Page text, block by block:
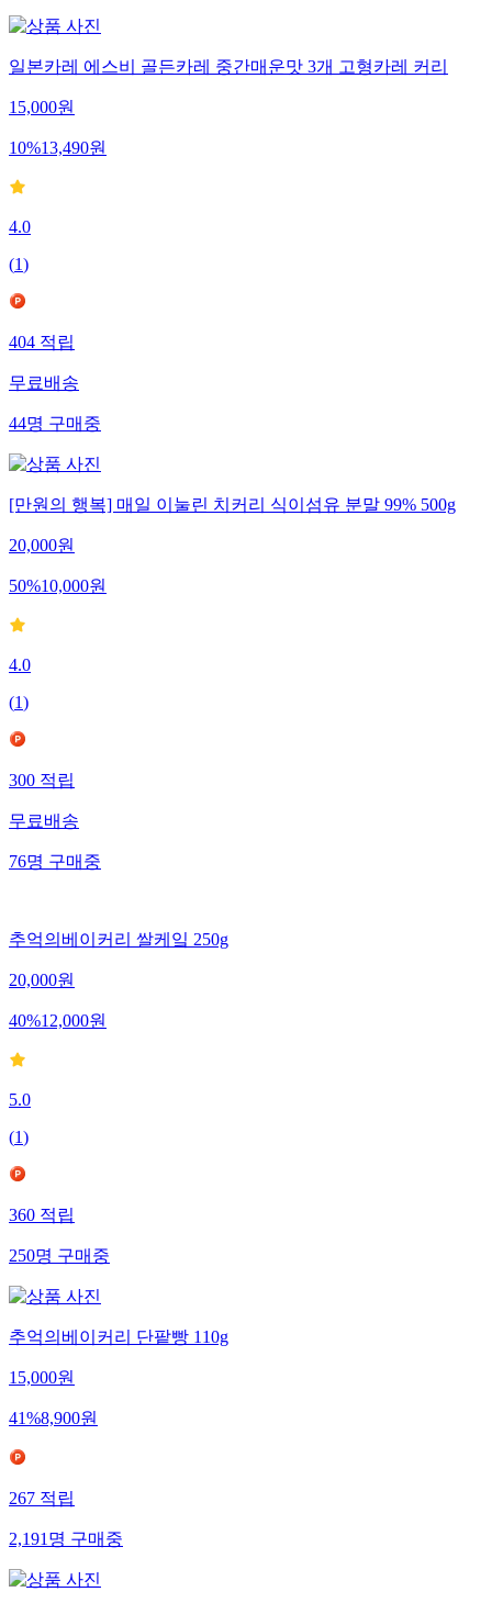
일본카레 에스비 골든카레 중간매운맛 3개 고형카레 커리
15,000원
10%13,490원
4.0
(1)
404적립
무료배송
44명구매중
[만원의 행복] 매일 이눌린 치커리 식이섬유 분말 99% 500g
20,000원
50%10,000원
4.0
(1)
300적립
무료배송
76명구매중
추억의베이커리 쌀케잌 250g
20,000원
40%12,000원
5.0
(1)
360적립
250명구매중
추억의베이커리 단팥빵 110g
15,000원
41%8,900원
267적립
2,191명구매중